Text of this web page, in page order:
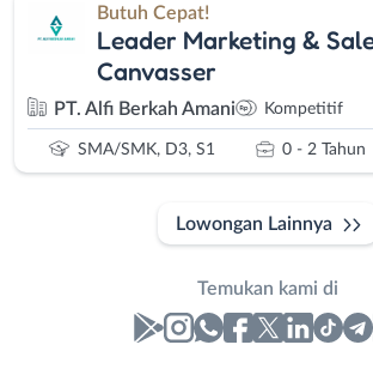
Butuh Cepat!
Leader Marketing &
Canvasser
PT. Alfi Berkah Amani Kompetitif
SMA/SMK, D3, S1 0 - 2 Tahun
Lowongan Lainnya
Temukan kami di